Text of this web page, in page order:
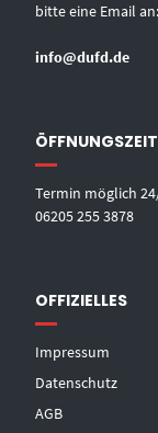
bitte eine Email an:
info@dufd.de
Termin möglich
06205 255 3878
OFFIZIELLES
Impressum
Datenschutz
AGB